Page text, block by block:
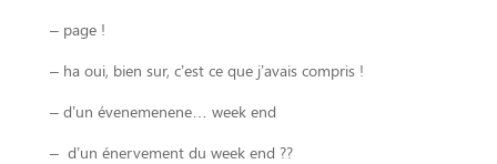
– page !
– ha oui, bien sur, c’est ce que j’avais compris !
– d’un évenemenene… week end
– d’un énervement du week end ??